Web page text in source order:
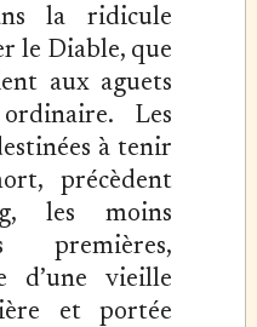
la ridicule
le Diable, que
aux aguets
Les
à tenir
précèdent
les moins
premières,
d’une vieille
et portée